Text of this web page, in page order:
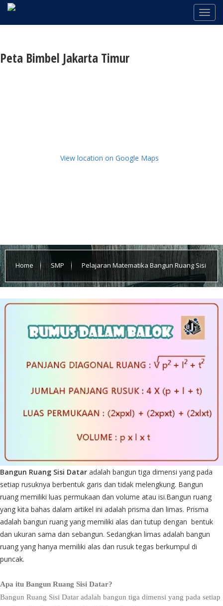
Peta Bimbel Jakarta Timur
View location on Google Maps
Home SMP Pelajaran Matematika Bangun Ruang Sisi
Bangun Ruang Sisi Datar adalah bangun tiga dimensi yang pada
setiap rusuknya berbentuk garis dan tidak melengkung. Bangun
ruang memiliki luas permukaan dan volume atau isi.Bangun ruang
yang kita bahas dalam artikel ini adalah prisma dan limas. Prisma
adalah bangun ruang yang memiliki alas dan tutup dengan bentuk
dan ukuran sama dan sebangun. Sedangkan limas adalah bangun
ruang yang hanya memiliki alas dan rusuk tegas berkumpul di
puncak.
Apa itu Bangun Ruang Sisi Datar?
Bangun Ruang Sisi Datar adalah bangun tiga dimensi yang pada setiap